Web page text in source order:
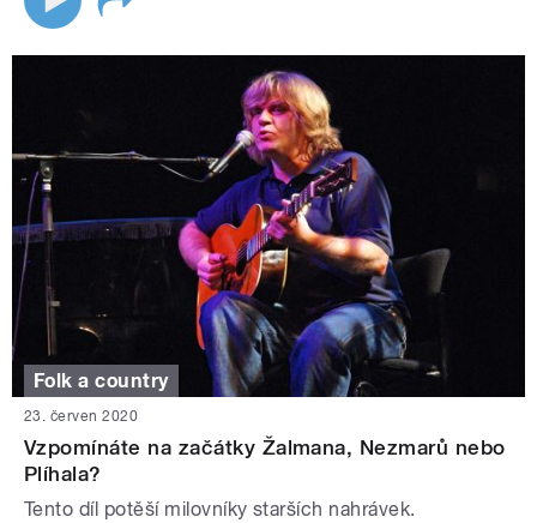
Folk a country
23. červen 2020
Vzpomínáte na začátky Žalmana, Nezmarů nebo
Plíhala?
Tento díl potěší milovníky starších nahrávek.